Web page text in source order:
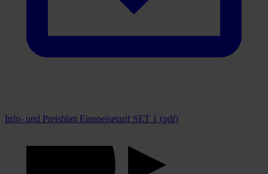
Info- und Preisblatt Einspeisetarif SET 1 (pdf)